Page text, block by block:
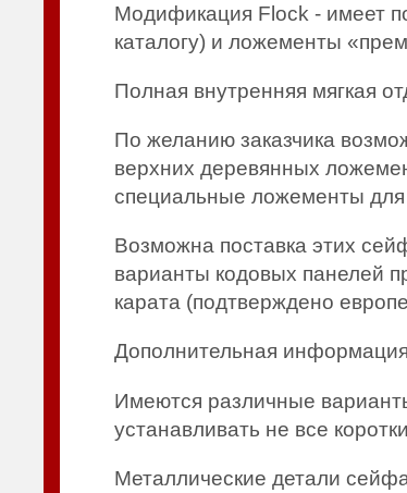
Модификация Flock - имеет
каталогу) и ложементы
Полная внутренняя мягкая
По желанию заказчика
верхних деревянных
специальные ложементы для
Возможна поставка этих
варианты кодовых панелей
карата (подтверждено
Дополнительная информация
Имеются различные
устанавливать не все
Металлические детали